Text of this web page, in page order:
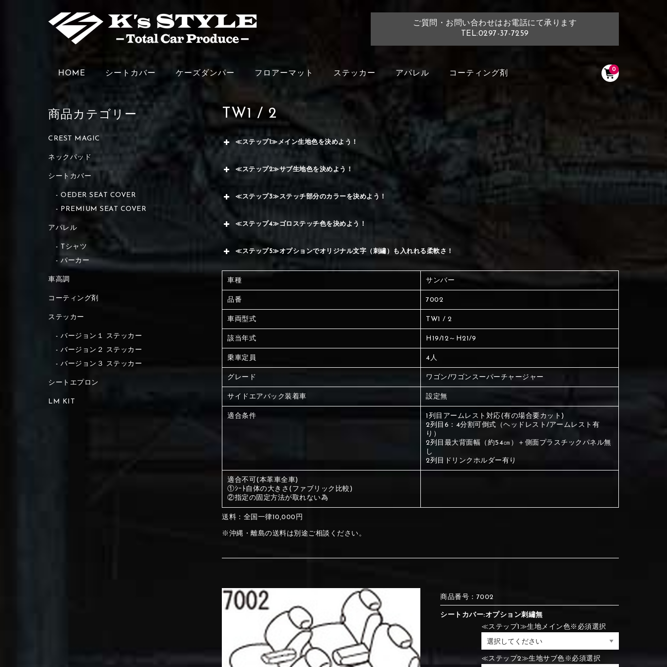
ご質問・お問い合わせはお電話にて承ります
TEL:0297-37-7259
0
HOME シートカバー ケーズダンパー フロアーマット ステッカー アパレル コーティング剤
TW1 / 2
≪ステップ1≫メイン生地色を決めよう！
赤く塗られている場所を選択
ください
①Beige ②Gray ③Red ④Brown
⑨Pink ⑩White ⑪Black
≪ステップ2≫サブ生地色を決めよう！
赤く塗られている部分にカラ
①Beige
≪ステップ3≫ステッチ部分のカラーを決めよう！
赤く塗られている場所を選択
①Black
⑨Orange ⑩Brown ⑪Blue
≪ステップ4≫ゴロステッチ色を決めよう！
ください
刺繍は下記21種類からご選択ください。
①Black
⑤Ivory ⑥Red ⑦Wine-red
⑨Orange ⑩Brown ⑪Blue ⑫Aqua blue
≪ステップ5≫オプションでオリジナル文字（刺繡）も入れれる柔軟さ！
①Black ②Gray ③Light gray ④Beige
⑬Sky blue ⑭Pink ⑮Rose pink ⑯White
車種 サンバー
品番 7002
車両型式 TW1 / 2
該当年式 H19/12～H21/9
乗車定員 4人
グレード ワゴン/ワゴンスーパーチャージャー
サイドエアバック装着車 設定無
適合条件
1列目アームレスト対応(有の場合要カット)
2列目6：4分割可倒式（ヘッドレスト/アームレスト有
り）
2列目最大背面幅（約54㎝）＋側面プラスチックパネル無
し
2列目ドリンクホルダー有り
適合不可(本革車全車)
①ｼｰﾄ自体の大きさ(ファブリック比較)
②指定の固定方法が取れない為
送料：全国一律10,000円
※沖縄・離島の送料は別途ご相談ください。
商品番号：7002
シートカバー:オプション刺繡無
≪ステップ1≫生地メイン色※必須選択
≪ステップ2≫生地サブ色※必須選択
商品カテゴリー
CREST MAGIC
ネックパッド
シートカバー
OEDER SEAT COVER
PREMIUM SEAT COVER
アパレル
Tシャツ
パーカー
車高調
コーティング剤
ステッカー
バージョン１ ステッカー
バージョン２ ステッカー
バージョン３ ステッカー
シートエプロン
LM KIT